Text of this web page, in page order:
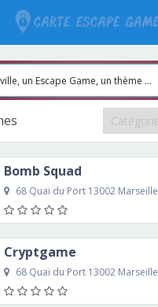
Bomb Squad
68 Quai du Port 13002 Marseille
Cryptgame
68 Quai du Port 13002 Marseille